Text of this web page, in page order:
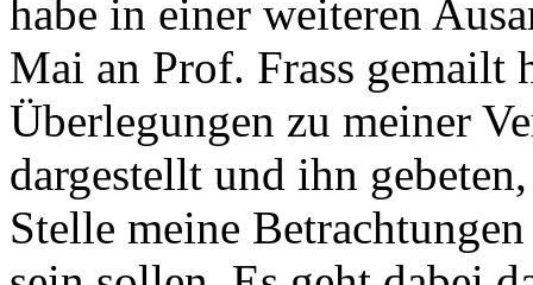
habe in einer weiteren
Mai an Prof. Frass gemailt
Überlegungen zu meiner
dargestellt und ihn
Stelle meine